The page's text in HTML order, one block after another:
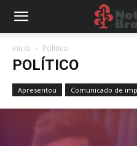
Início Político
POLÍTICO
Apresentou Comunicado de